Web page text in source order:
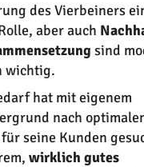
des Vierbeiners
aber auch
sind
wichtig.
hat mit eigenem
nach
seine Kunden
wirklich gutes